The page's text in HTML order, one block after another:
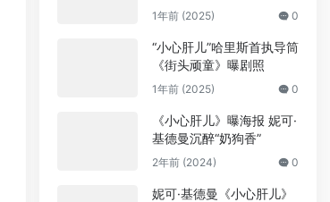
1年前 (2025) 0
“小心肝儿”哈里斯首执导筒
《街头顽童》曝剧照
1年前 (2025) 0
《小心肝儿》曝海报 妮可·
基德曼沉醉“奶狗香”
2年前 (2024) 0
妮可·基德曼《小心肝儿》